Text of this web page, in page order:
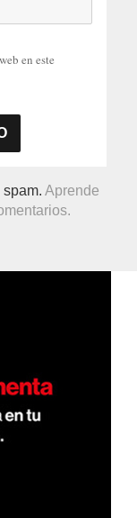
en este
spam.Aprende